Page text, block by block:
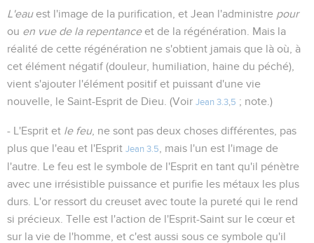
L'eauest l'image de la purification, et Jean l'administre pour
ou en vue de la repentanceet de la régénération. Mais la
réalité de cette régénération ne s'obtient jamais que là où, à
cet élément négatif (douleur, humiliation, haine du péché),
vient s'ajouter l'élément positif et puissant d'une vie
nouvelle, le Saint-Esprit de Dieu. (Voir Jean 3.3 5 ; note.)
- L'Esprit et le feu, ne sont pas deux choses différentes, pas
plus que l'eau et l'Esprit Jean 3.5
, mais l'un est l'image de
l'autre. Le feu est le symbole de l'Esprit en tant qu'il pénètre
avec une irrésistible puissance et purifie les métaux les plus
durs. L'or ressort du creuset avec toute la pureté qui le rend
si précieux. Telle est l'action de l'Esprit-Saint sur le cœur et
sur la vie de l'homme, et c'est aussi sous ce symbole qu'il